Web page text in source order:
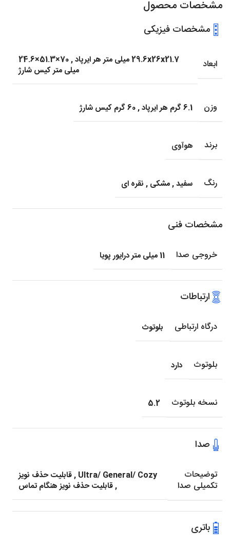
مشخصات محصول
مشخصات فیزیکی
ابعاد 29.6x26x21.7 میلی متر هر ایرپاد ,
70×51.3×24.6
میلی متر کیس شارژ
وزن 6.1 گرم هر ایرپاد ,60 گرم کیس شارژ
برند هوآوی
رنگ سفید,مشکی , نقره ای
مشخصات فنی
خروجی صدا 11 میلی متر درایور پویا
ارتباطات
درگاه ارتباطی بلوتوث
بلوتوث دارد
نسخه بلوتوث 5.2
صدا
توضیحات
تکمیلی صدا
Ultra/ General/ Cozy
,قابلیت حذف نویز
,قابلیت حذف نویز هنگام تماس
باتری